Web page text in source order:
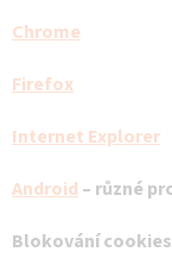
Chrome
Firefox
Internet Explorer
Android– různé
Blokování